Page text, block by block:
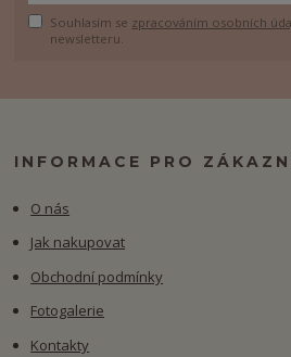
Souhlasím se zpracováním osobních
newsletteru.
INFORMACE PRO
O nás
Jak nakupovat
Obchodní podmínky
Fotogalerie
Kontakty